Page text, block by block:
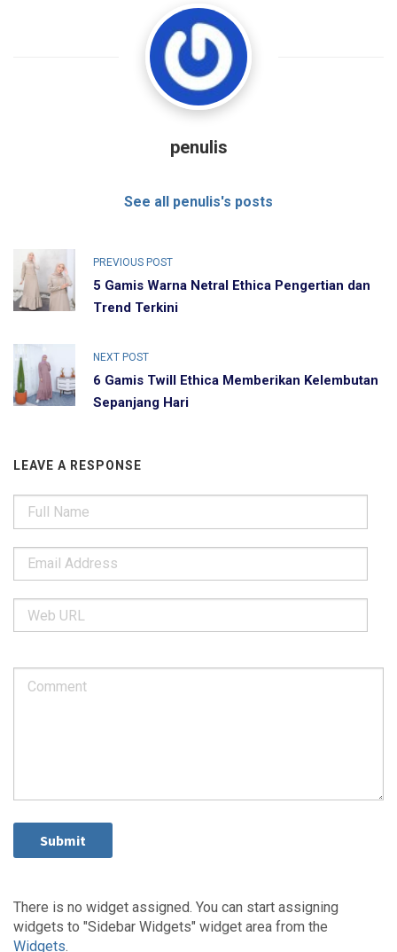
penulis
See all penulis's posts
PREVIOUS POST
5 Gamis Warna Netral Ethica Pengertian dan
Trend Terkini
NEXT POST
6 Gamis Twill Ethica Memberikan Kelembutan
Sepanjang Hari
LEAVE A RESPONSE
There is no widget assigned. You can start assigning
widgets to "Sidebar Widgets" widget area from the
Widgets.